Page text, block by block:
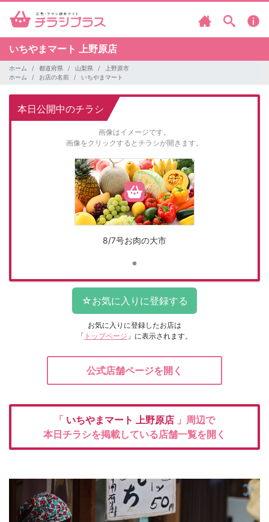
いちやまマート 上野原店
ホーム 都道府県 山梨県
上野原市
ホーム
お店の名前 いちやまマート
本日公開中のチラシ
画像はイメージです。
画像をクリックするとチラシが開きます。
8/7号お肉の大市
お気に入りに登録したお店は
「 トップページ 」に表示されます。
公式店舗ページを開く
「 いちやまマート 上野原店 」周辺で
本日チラシを掲載している店舗一覧を開く